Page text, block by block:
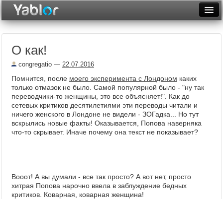
Рейтинги
Архив
О как!
congregatio — 22.07.2016
Помнится, после моего эксперимента с Лондоном каких
только отмазок не было. Самой популярной было - "ну так
переводчики-то женщины, это все объясняет!". Как до
сетевых критиков десятилетиями эти переводы читали и
ничего женского в Лондоне не видели - ЗОГадка... Но тут
вскрылись новые факты! Оказывается, Попова наверняка
что-то скрывает. Иначе почему она текст не показывает?
Вооот! А вы думали - все так просто? А вот нет, просто
хитрая Попова нарочно ввела в заблуждение бедных
критиков. Коварная, коварная женщина!